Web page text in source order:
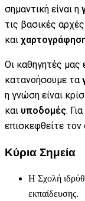
σημαντική είναι η
τις βασικές
και
Οι καθηγητές μας
κατανοήσουμε τα
η γνώση είναι
και υποδομές.
επισκεφθείτε τον
Κύρια Σημεία
Η Σχολή
εκπαίδευσης.